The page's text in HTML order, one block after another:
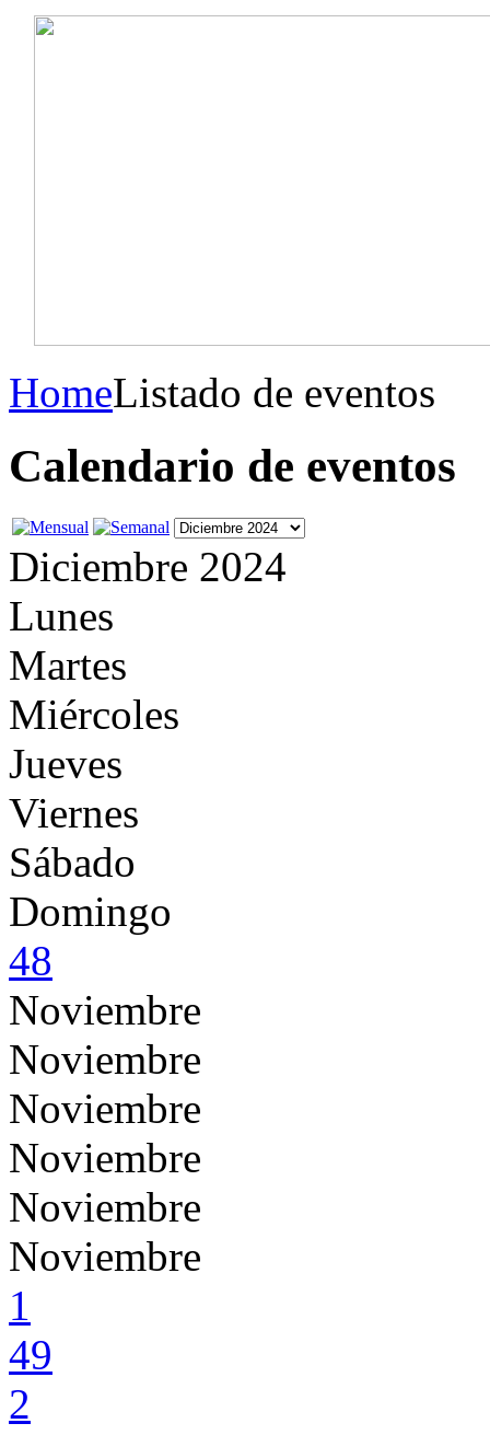
HomeListado de eventos
Calendario de eventos
Diciembre 2024
Lunes
Martes
Miércoles
Jueves
Viernes
Sábado
Domingo
48
Noviembre
Noviembre
Noviembre
Noviembre
Noviembre
Noviembre
1
49
2